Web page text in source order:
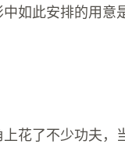
如此安排的用意
花了不少功夫，